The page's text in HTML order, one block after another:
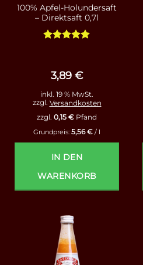
100% Apfel-Holundersaft
– Direktsaft 0,7l
3,89 €
inkl. 19 % MwSt.
zzgl. Versandkosten
zzgl. 0,15 € Pfand
Grundpreis: 5,56€ / l
IN DEN
WARENKORB